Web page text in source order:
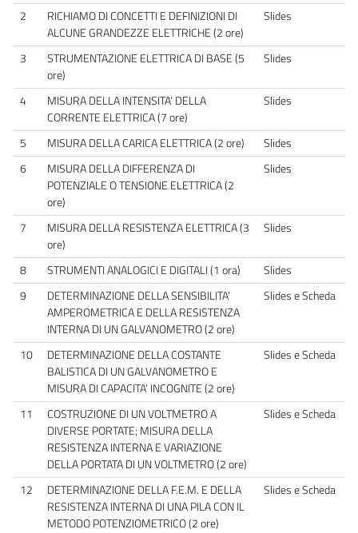
2
RICHIAMO DI CONCETTI E DEFINIZIONI DI
ALCUNE GRANDEZZE ELETTRICHE (2 ore)
Slides
3
STRUMENTAZIONE ELETTRICA DI BASE (5
ore)
Slides
4
MISURA DELLA INTENSITA’ DELLA
CORRENTE ELETTRICA (7 ore)
Slides
5 MISURA DELLA CARICA ELETTRICA (2 ore)
Slides
6
MISURA DELLA DIFFERENZA DI
POTENZIALE O TENSIONE ELETTRICA (2
ore)
Slides
7
MISURA DELLA RESISTENZA ELETTRICA (3
ore)
Slides
8 STRUMENTI ANALOGICI E DIGITALI (1 ora)
Slides
9
DETERMINAZIONE DELLA SENSIBILITA’
AMPEROMETRICA E DELLA RESISTENZA
INTERNA DI UN GALVANOMETRO (2 ore)
Slides e Scheda
10
DETERMINAZIONE DELLA COSTANTE
BALISTICA DI UN GALVANOMETRO E
MISURA DI CAPACITA’ INCOGNITE (2 ore)
Slides e Scheda
11
COSTRUZIONE DI UN VOLTMETRO A
DIVERSE PORTATE; MISURA DELLA
RESISTENZA INTERNA E VARIAZIONE
DELLA PORTATA DI UN VOLTMETRO (2 ore)
Slides e Scheda
12
DETERMINAZIONE DELLA F.E.M. E DELLA
RESISTENZA INTERNA DI UNA PILA CON IL
METODO POTENZIOMETRICO (2 ore)
Slides e Scheda